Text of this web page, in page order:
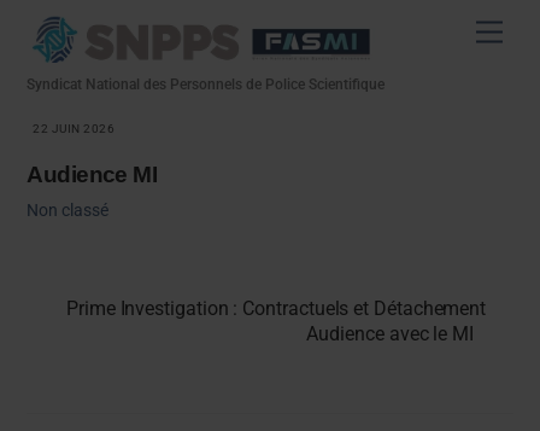
Syndicat National des Personnels de Police Scientifique
22 JUIN 2026
Audience MI
Non classé
Prime Investigation : Contractuels et Détachement
Audience avec le MI